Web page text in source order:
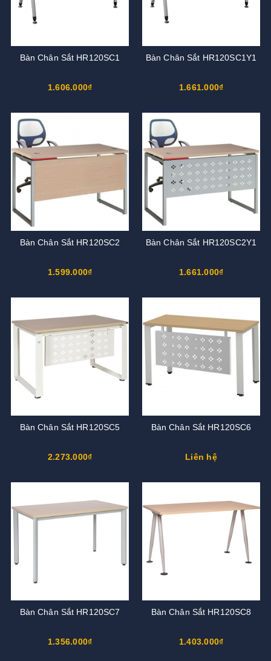
Bàn Chân Sắt HR120SC1
1.606.000₫
Bàn Chân Sắt HR120SC1Y1
1.661.000₫
Bàn Chân Sắt HR120SC2
1.599.000₫
Bàn Chân Sắt HR120SC2Y1
1.661.000₫
Bàn Chân Sắt HR120SC5
2.273.000₫
Bàn Chân Sắt HR120SC6
Liên hệ
Bàn Chân Sắt HR120SC7
1.356.000₫
Bàn Chân Sắt HR120SC8
1.403.000₫